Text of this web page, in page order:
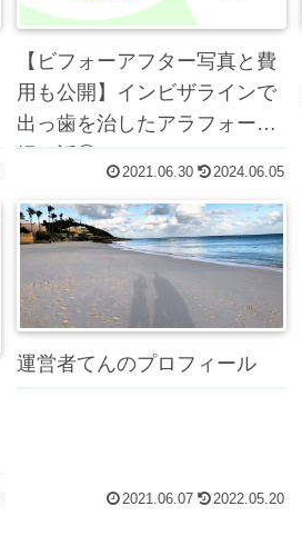
【ビフォーアフター写真と費
用も公開】インビザラインで
出っ歯を治したアラフォー主
婦の話①
2021.06.30 2024.06.05
運営者てんのプロフィール
2021.06.07 2022.05.20